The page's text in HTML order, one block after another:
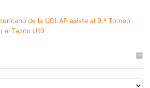
de la UDLAP asiste al 9.º Torneo
el Tazón U19